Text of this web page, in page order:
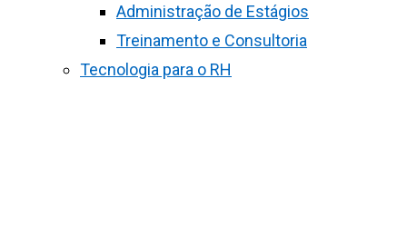
Administração de Estágios
Treinamento e Consultoria
Tecnologia para o RH